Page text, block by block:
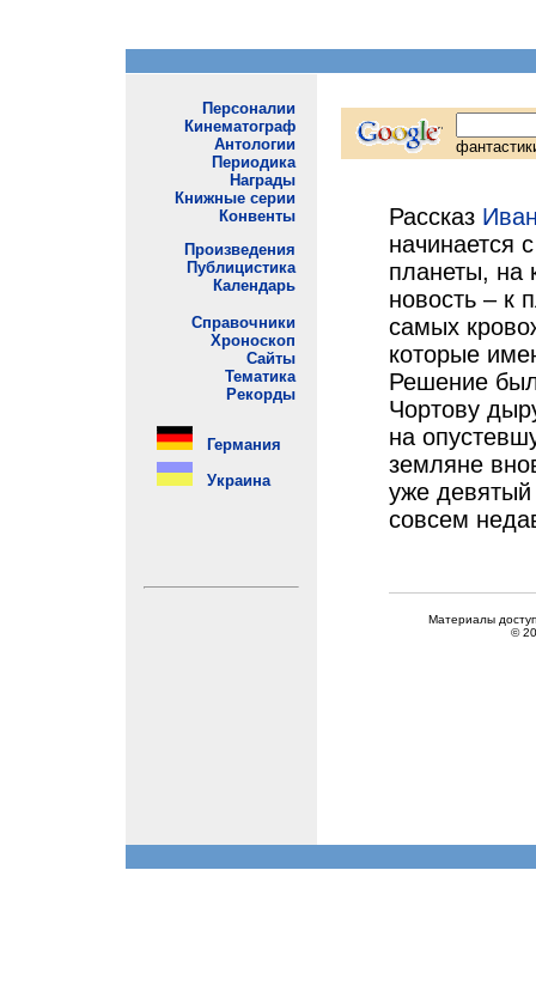
Рассказ
начинается
планеты, на
новость – к
самых
которые
Решение
Чортову
на
земляне
уже
совсем